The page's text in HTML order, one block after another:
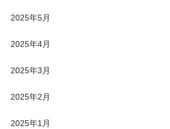
2025年5月
2025年4月
2025年3月
2025年2月
2025年1月